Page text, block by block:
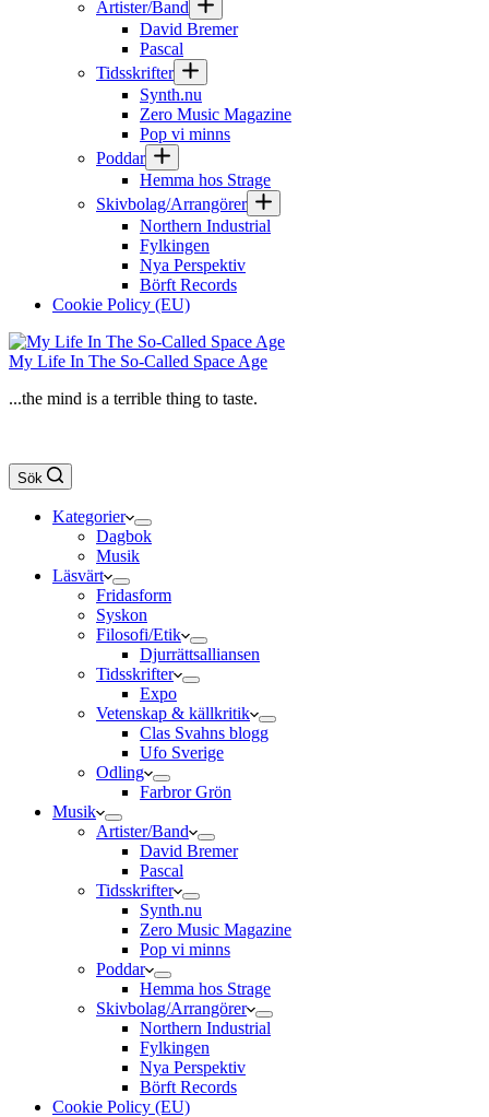
Artister/Band
David Bremer
Pascal
Tidsskrifter
Synth.nu
Zero Music Magazine
Pop vi minns
Poddar
Hemma hos Strage
Skivbolag/Arrangörer
Northern Industrial
Fylkingen
Nya Perspektiv
Börft Records
Cookie Policy (EU)
My Life In The So-Called Space Age
...the mind is a terrible thing to taste.
Sök
Kategorier
Dagbok
Musik
Läsvärt
Fridasform
Syskon
Filosofi/Etik
Djurrättsalliansen
Tidsskrifter
Expo
Vetenskap & källkritik
Clas Svahns blogg
Ufo Sverige
Odling
Farbror Grön
Musik
Artister/Band
David Bremer
Pascal
Tidsskrifter
Synth.nu
Zero Music Magazine
Pop vi minns
Poddar
Hemma hos Strage
Skivbolag/Arrangörer
Northern Industrial
Fylkingen
Nya Perspektiv
Börft Records
Cookie Policy (EU)